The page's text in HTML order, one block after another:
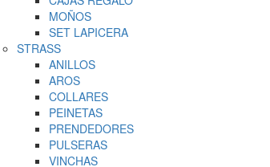
MOÑOS
SET LAPICERA
STRASS
ANILLOS
AROS
COLLARES
PEINETAS
PRENDEDORES
PULSERAS
VINCHAS